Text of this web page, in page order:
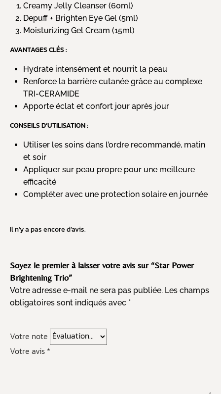
Creamy Jelly Cleanser (60ml)
Depuff + Brighten Eye Gel (5ml)
Moisturizing Gel Cream (15ml)
AVANTAGES CLÉS :
Hydrate intensément et nourrit la peau
Renforce la barrière cutanée grâce au complexe
TRI-CERAMIDE
Apporte éclat et confort jour après jour
CONSEILS D’UTILISATION :
Utiliser les soins dans l’ordre recommandé, matin
et soir
Appliquer sur peau propre pour une meilleure
efficacité
Compléter avec une protection solaire en journée
Il n’y a pas encore d’avis.
Soyez le premier à laisser votre avis sur “Star Power
Brightening Trio”
Votre adresse e-mail ne sera pas publiée. Les champs
obligatoires sont indiqués avec *
Votre note
Votre avis *